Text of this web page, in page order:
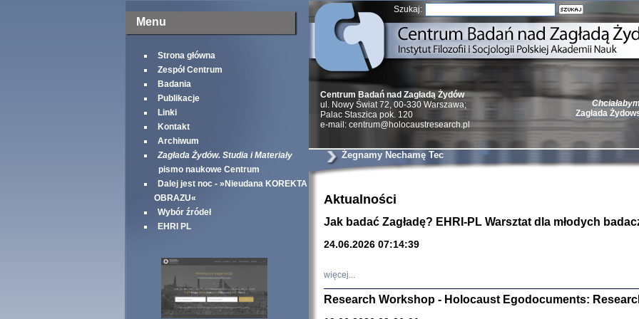
Menu
Strona główna
Zespół Centrum
Badania
Publikacje
Linki
Kontakt
Archiwum
Zagłada Żydów. Studia i Materiały
pismo naukowe Centrum
Dalej jest noc - »Nieudana KOREKTA
OBRAZU«
Wybór źródeł
EHRI PL
Szukaj:
Zagłada
Natalia Aleksiun,
Deborah Dash
Turski, Laurence
Centrum Badań nad Zagładą Żydów
ul. Nowy Świat 72, 00-330 Warszawa;
Palac Staszica pok. 120
e-mail: centrum@holocaustresearch.pl
Żegnamy Nechamę Tec
Aktualności
Jak badać Zagładę? EHRI-PL Warsztat dla młodych
24.06.2026 07:14:39
więcej...
Research Workshop - Holocaust Egodocuments: